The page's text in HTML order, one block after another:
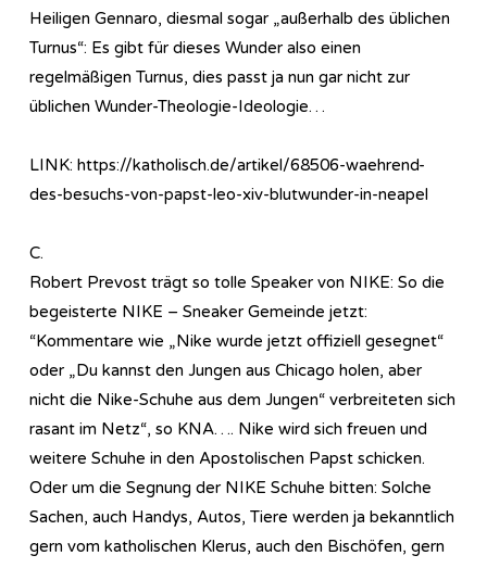
Heiligen Gennaro, diesmal sogar „außerhalb des üblichen
Turnus“: Es gibt für dieses Wunder also einen
regelmäßigen Turnus, dies passt ja nun gar nicht zur
üblichen Wunder-Theologie-Ideologie…
LINK: https://katholisch.de/artikel/68506-waehrend-
des-besuchs-von-papst-leo-xiv-blutwunder-in-neapel
C.
Robert Prevost trägt so tolle Speaker von NIKE: So die
begeisterte NIKE – Sneaker Gemeinde jetzt:
“Kommentare wie „Nike wurde jetzt offiziell gesegnet“
oder „Du kannst den Jungen aus Chicago holen, aber
nicht die Nike-Schuhe aus dem Jungen“ verbreiteten sich
rasant im Netz“, so KNA…. Nike wird sich freuen und
weitere Schuhe in den Apostolischen Papst schicken.
Oder um die Segnung der NIKE Schuhe bitten: Solche
Sachen, auch Handys, Autos, Tiere werden ja bekanntlich
gern vom katholischen Klerus, auch den Bischöfen, gern